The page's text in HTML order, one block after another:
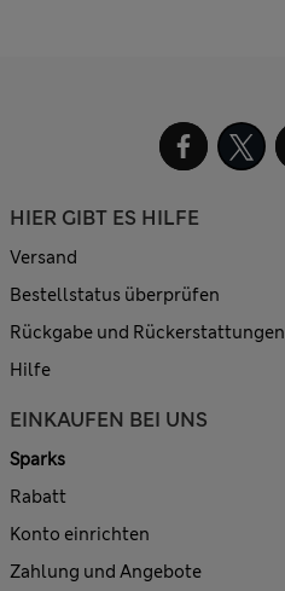
HIER GIBT ES HILFE
Versand
Bestellstatus überprüfen
Rückgabe und Rückerstattungen
Hilfe
EINKAUFEN BEI UNS
Sparks
Rabatt
Konto einrichten
Zahlung und Angebote